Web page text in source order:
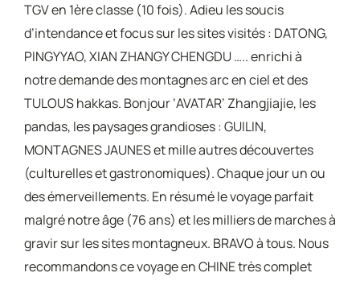
TGV en 1ère classe (10 fois). Adieu les soucis
d’intendance et focus sur les sites visités : DATONG,
PINGYYAO, XIAN ZHANGY CHENGDU ….. enrichi à
notre demande des montagnes arc en ciel et des
TULOUS hakkas. Bonjour ‘AVATAR’ Zhangjiajie, les
pandas, les paysages grandioses : GUILIN,
MONTAGNES JAUNES et mille autres découvertes
(culturelles et gastronomiques). Chaque jour un ou
des émerveillements. En résumé le voyage parfait
malgré notre âge (76 ans) et les milliers de marches à
gravir sur les sites montagneux. BRAVO à tous. Nous
recommandons ce voyage en CHINE très complet